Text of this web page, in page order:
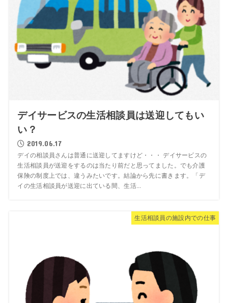
デイサービスの生活相談員は送迎してもい
い？
2019.06.17
デイの相談員さんは普通に送迎してますけど・・・ デイサービスの
生活相談員が送迎をするのは当たり前だと思ってました。でも介護
保険の制度上では、違うみたいです。結論から先に書きます。「デ
イの生活相談員が送迎に出ている間、生活...
生活相談員の施設内での仕事